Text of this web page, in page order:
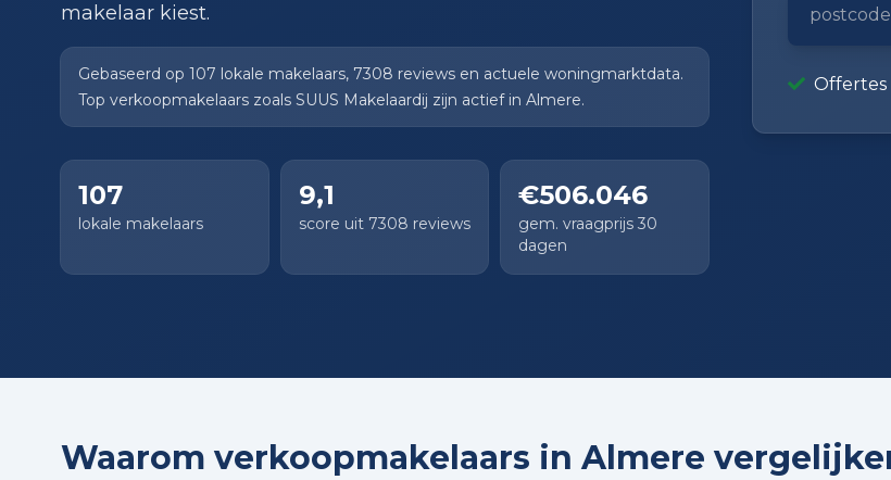
makelaar kiest.
Gebaseerd op 107 lokale makelaars, 7308 reviews en actuele woningmarktdata.
Top verkoopmakelaars zoals SUUS Makelaardij zijn actief in Almere.
107
lokale makelaars
9,1
score uit 7308 reviews
€506.046
gem. vraagprijs 30
dagen
Offertes
Waarom verkoopmakelaars in Almere